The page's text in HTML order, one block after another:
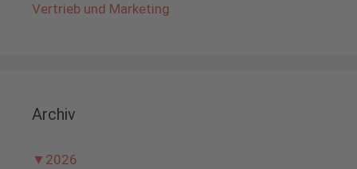
Vertrieb und Marketing
Archiv
▼ 2026